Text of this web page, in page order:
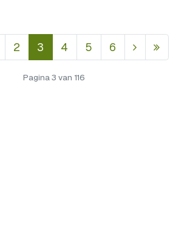
2 3 4 5 6
Pagina 3 van 116